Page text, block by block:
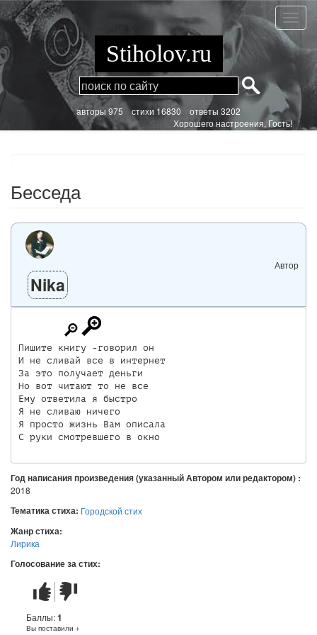
Перейти
к
основному
содержанию
Stiholov.ru
aвторы 975стихи 16830 ответы 3202
Хорошего настроения, Гость!
Бесседа
Автор
Nika
Пишите книгу -говорил он
И не сливай все в интернет
За это получает деньги
Но вот читают то не все
Ему ответила я быстро
Я не сливаю ничего
Я просто жизнь Вам описала
С руки смотревшего в окно
Год написания произведения (указанный Автором или редактором) :
2018
Тематика стиха: Городской стих
Жанр стиха:
Лирика
Голосование за стих:
Стих
понравился
Стих
не
понравился
Баллы:1
Вы поставили +